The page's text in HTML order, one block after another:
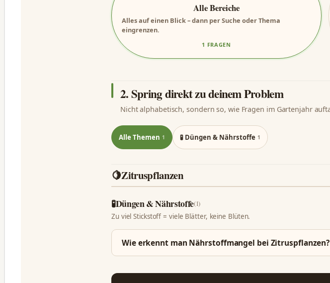
Alle Bereiche
Alles auf einen Blick – dann per Suche oder Thema
eingrenzen.
1 FRAGEN
2. Spring direkt zu deinem Problem
Nicht alphabetisch, sondern so, wie Fragen im Gartenjahr
Alle Themen 1 🧪 Düngen & Nährstoffe 1
🍋Zitruspflanzen
🧪Düngen & Nährstoffe(1)
Zu viel Stickstoff = viele Blätter, keine Blüten.
Wie erkennt man Nährstoffmangel bei Zitruspflanzen?